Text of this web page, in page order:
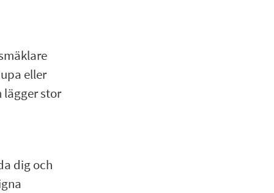
eller
lägger stor
dig och